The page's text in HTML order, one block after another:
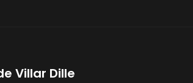
Villar Dille